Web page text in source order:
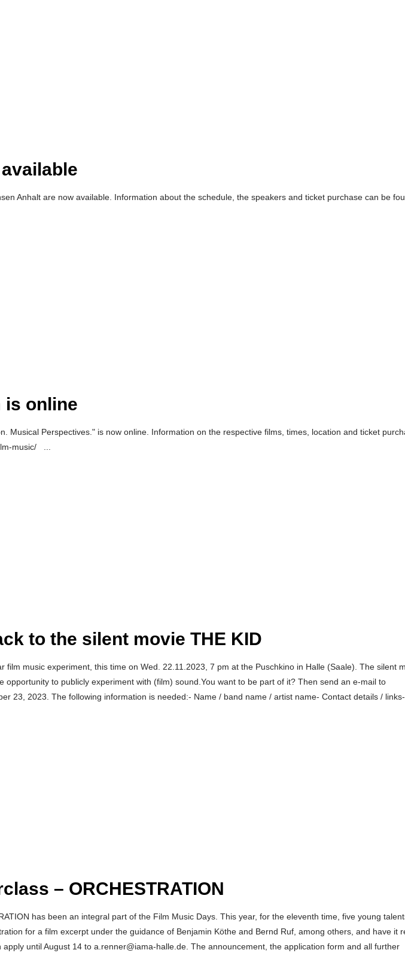
Anhalt are now available. Information about the schedule, the speakers and ticket purchase can be
is online
Musical Perspectives." is now online. Information on the respective films, times, location and ticket
music/
to the silent movie THE KID
film music experiment, this time on Wed. 22.11.2023, 7 pm at the Puschkino in Halle (Saale). The silent
opportunity to publicly experiment with (film) sound.You want to be part of it? Then send an e-mail to
23, 2023. The following information is needed:- Name / band name / artist name- Contact details /
– ORCHESTRATION
has been an integral part of the Film Music Days. This year, for the eleventh time, five young
for a film excerpt under the guidance of Benjamin Köthe and Bernd Ruf, among others, and have it
until August 14 to a.renner@iama-halle.de. The announcement, the application form and all further